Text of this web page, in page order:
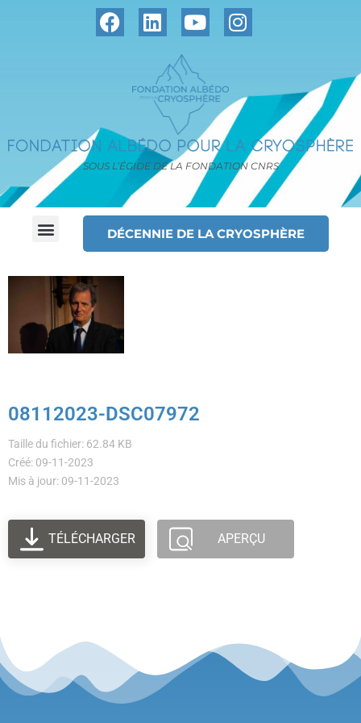
SOUS L’ÉGIDE DE LA FONDATION CNRS
DÉCENNIE DE LA CRYOSPHÈRE
08112023-DSC07972
Taille du fichier: 62.84 KB
Créé: 09-11-2023
Mis à jour: 09-11-2023
TÉLÉCHARGER APERÇU